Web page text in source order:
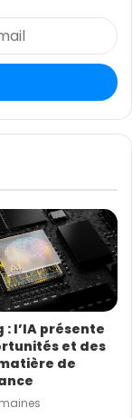
: l’IA présente
et des
de